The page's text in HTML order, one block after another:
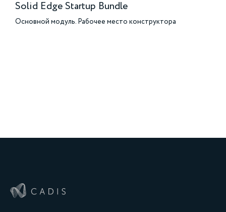
Solid Edge Startup Bundle
Основной модуль. Рабочее место конструктора